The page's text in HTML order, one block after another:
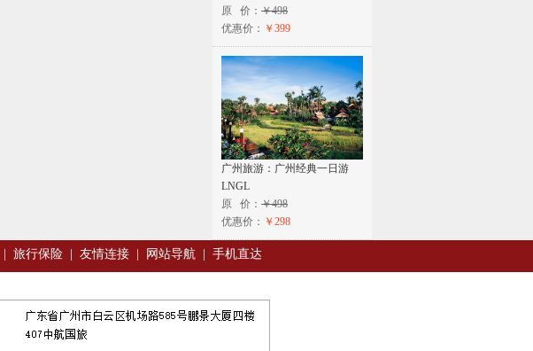
原 价： ￥498
优惠价： ￥399
广州旅游：广州经典一日游
LNGL
原 价： ￥498
优惠价： ￥298
旅行保险 友情连接 网站导航 手机直达